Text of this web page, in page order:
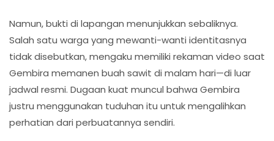
Namun, bukti di lapangan menunjukkan sebaliknya.
Salah satu warga yang mewanti-wanti identitasnya
tidak disebutkan, mengaku memiliki rekaman video saat
Gembira memanen buah sawit di malam hari—di luar
jadwal resmi. Dugaan kuat muncul bahwa Gembira
justru menggunakan tuduhan itu untuk mengalihkan
perhatian dari perbuatannya sendiri.